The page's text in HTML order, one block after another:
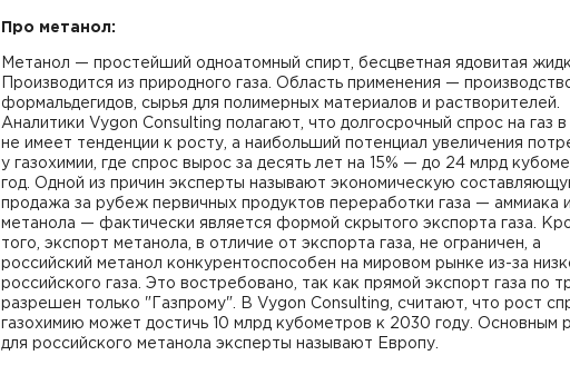
Про метанол:
Метанол — простейший одноатомный спирт, бесцветная ядовитая
Производится из природного газа. Область применения —
формальдегидов, сырья для полимерных материалов и растворителей.
Аналитики Vygon Consulting полагают, что долгосрочный спрос на газ
не имеет тенденции к росту, а наибольший потенциал увеличения
у газохимии, где спрос вырос за десять лет на 15% — до 24 млрд
год. Одной из причин эксперты называют экономическую
продажа за рубеж первичных продуктов переработки газа — аммиака и
метанола — фактически является формой скрытого экспорта газа.
того, экспорт метанола, в отличие от экспорта газа, не ограничен, а
российский метанол конкурентоспособен на мировом рынке из-за
российского газа. Это востребовано, так как прямой экспорт газа по
разрешен только "Газпрому". В Vygon Consulting, считают, что рост
газохимию может достичь 10 млрд кубометров к 2030 году. Основным
для российского метанола эксперты называют Европу.